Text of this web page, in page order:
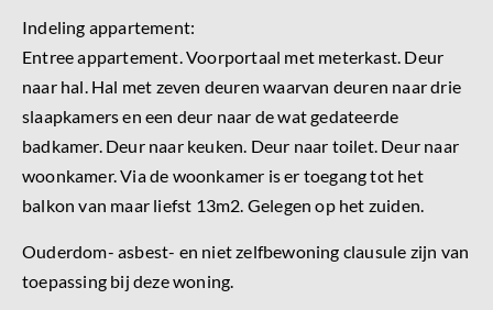
Indeling appartement:
Entree appartement. Voorportaal met meterkast. Deur
naar hal. Hal met zeven deuren waarvan deuren naar drie
slaapkamers en een deur naar de wat gedateerde
badkamer. Deur naar keuken. Deur naar toilet. Deur naar
woonkamer. Via de woonkamer is er toegang tot het
balkon van maar liefst 13m2. Gelegen op het zuiden.
Ouderdom- asbest- en niet zelfbewoning clausule zijn van
toepassing bij deze woning.